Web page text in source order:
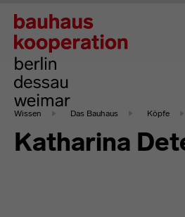
Wissen Das Bauhaus Köpfe
Katharina